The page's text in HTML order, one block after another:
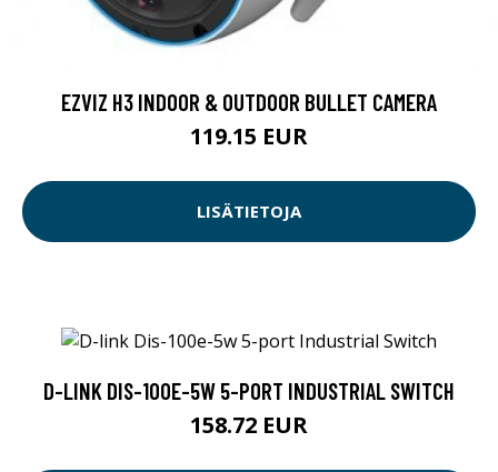
EZVIZ H3 INDOOR & OUTDOOR BULLET CAMERA
119.15 EUR
LISÄTIETOJA
D-LINK DIS-100E-5W 5-PORT INDUSTRIAL SWITCH
158.72 EUR